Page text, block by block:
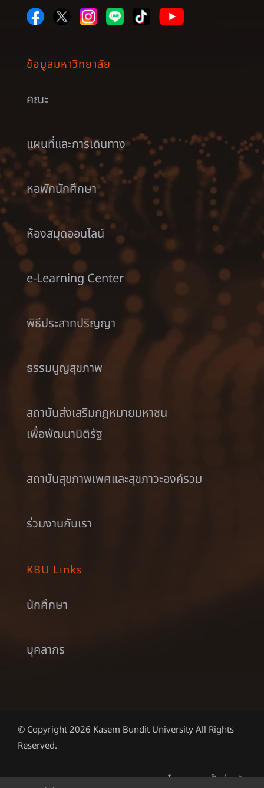
ข้อมูลมหาวิทยาลัย
คณะ
แผนที่และการเดินทาง
หอพักนักศึกษา
ห้องสมุดออนไลน์
e-Learning Center
พิธีประสาทปริญญา
ธรรมนูญสุขภาพ
สถาบันส่งเสริมกฎหมายมหาชน
เพื่อพัฒนานิติรัฐ
สถาบันสุขภาพเพศและสุขภาวะองค์รวม
ร่วมงานกับเรา
KBU Links
นักศึกษา
บุคลากร
© Copyright 2026 Kasem Bundit University All Rights
Reserved.
นโยบายความเป็นส่วนตัว